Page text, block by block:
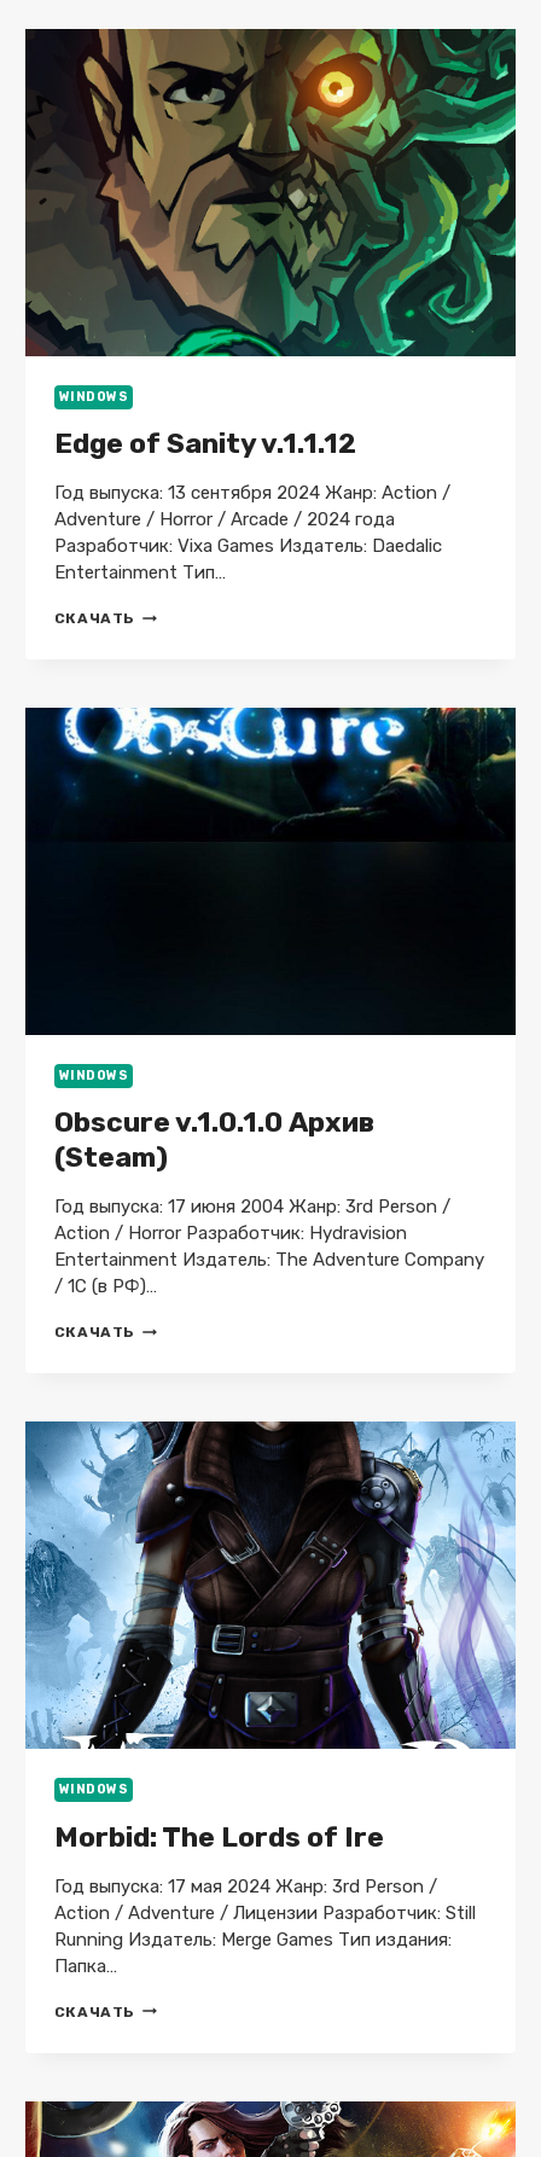
WINDOWS
Edge of Sanity v.1.1.12
Год выпуска: 13 сентября 2024 Жанр: Action /
Adventure / Horror / Arcade / 2024 года
Разработчик: Vixa Games Издатель: Daedalic
Entertainment Тип…
СКАЧАТЬ EDGE
WINDOWS
Obscure v.1.0.1.0 Архив
(Steam)
Год выпуска: 17 июня 2004 Жанр: 3rd Person /
Action / Horror Разработчик: Hydravision
Entertainment Издатель: The Adventure Company
/ 1С (в РФ)…
СКАЧАТЬ OBSCURE
WINDOWS
Morbid: The Lords of Ire
Год выпуска: 17 мая 2024 Жанр: 3rd Person /
Action / Adventure / Лицензии Разработчик: Still
Running Издатель: Merge Games Тип издания:
Папка…
СКАЧАТЬ MORBID: